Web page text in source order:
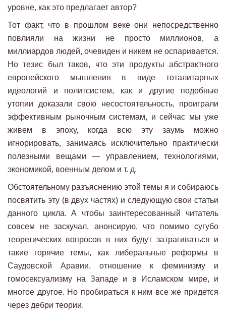
уровне, как это предлагает автор?
Тот факт, что в прошлом веке они непосредственно
повлияли на жизни не просто миллионов, а
миллиардов людей, очевиден и никем не оспаривается.
Но тезис был таков, что эти продукты абстрактного
европейского мышления в виде тоталитарных
идеологий и политсистем, как и другие подобные
утопии доказали свою несостоятельность, проиграли
эффективным рыночным системам, и сейчас мы уже
живем в эпоху, когда всю эту заумь можно
игнорировать, занимаясь исключительно практически
полезными вещами — управлением, технологиями,
экономикой, военным делом и т. д.
Обстоятельному разъяснению этой темы я и собираюсь
посвятить эту (в двух частях) и следующую свои статьи
данного цикла. А чтобы заинтересованный читатель
совсем не заскучал, анонсирую, что помимо сугубо
теоретических вопросов в них будут затрагиваться и
такие горячие темы, как либеральные реформы в
Саудовской Аравии, отношение к феминизму и
гомосексуализму на Западе и в Исламском мире, и
многое другое. Но пробираться к ним все же придется
через дебри теории.